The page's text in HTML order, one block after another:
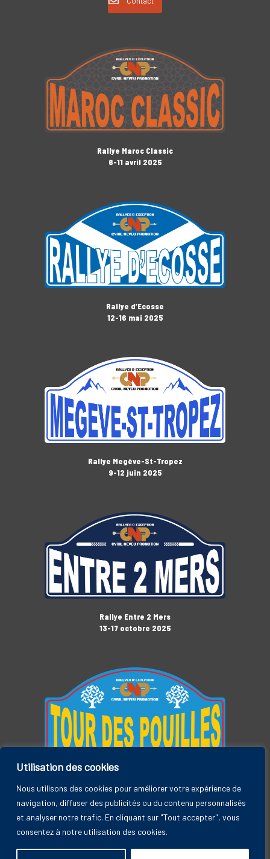
Utilisation des cookies
Nous utilisons des cookies pour améliorer votre expérience de
navigation, diffuser des publicités ou du contenu personnalisés
et analyser notre trafic. En cliquant sur "Tout accepter", vous
consentez à notre utilisation des cookies.
Rallye Maroc Classic
6-11 avril 2025
Rallye d’Ecosse
12-16 mai 2025
Rallye Megève-St-Tropez
9-12 juin 2025
Rallye Entre 2 Mers
13-17 octobre 2025
Tour des Pouilles